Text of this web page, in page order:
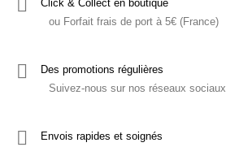
Click & Collect en boutique
ou Forfait frais de port à 5€ (France)
Des promotions régulières
Suivez-nous sur nos réseaux sociaux
Envois rapides et soignés